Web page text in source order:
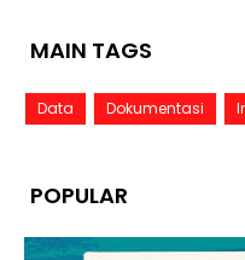
MAIN TAGS
Data Dokumentasi
POPULAR